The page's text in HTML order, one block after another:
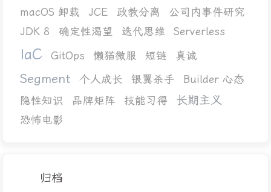
macOS 卸载
JCE 政教分离
公司内事件研究
JDK 8
确定性渴望 迭代思维 Serverless
IaC GitOps 懒猫微服 短链 真诚
Segment 个人成长 银翼杀手
Builder 心态
隐性知识
品牌矩阵 技能习得 长期主义
恐怖电影
归档